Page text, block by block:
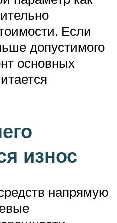
Если
допустимого
основных
износ
напрямую